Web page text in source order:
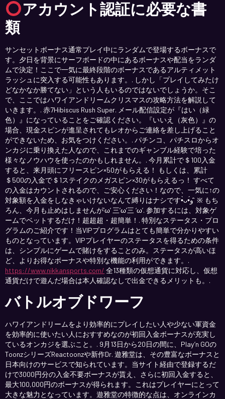
アカウント認証に必要な書
類
サンセットボーナス通常プレイ中にランダムで登場するボーナスで
す。夕日を背景にサーフボードの中にあるボーナスや配当をランダ
ムで決定！ここで一気に最終段階のボーナスであるアルティメット
ラッシュに突入する可能性もあります。. しかし「プレイしてみたけ
どなかなか勝てない」という人もいるのではないでしょうか。そこ
で、ここではハワイアンドリームクリスマスの攻略方法を解説して
いきます。. 赤7Hibiscus Rush Super. メール配信設定が『はい（緑
色）』になっていることをご確認ください。『いいえ（灰色）』の
場合、現金スピンが進呈されてもレオからご連絡を差し上げること
ができないため、お気をつけください。. パチンコ、パチスロからオ
ンカジに乗り換えた人なので、これまでのギャンブル経験で培った
様々なノウハウを使ったのかもしれません。. 今月累計で＄100入金
すると、来月頭にフリースピン×50がもらえる！ もしくは、累計
＄500の入金で＄1ステイクのメガスピン×30がもらえるっ！ すべて
の入金はカウントされるので、ご安心ください！なので、一気に↑の
対象額を入金をしなきゃいけないなんて縛りはナシです•̀ᴗ•́و ̑̑ ※ もち
ろん、今月も止めはしませんが’ω’ 三’ω’三 ‘ω’. 参加するには、対象ゲ
ームでベットするだけ！超超超・超簡単！. 特別なステータス・プロ
グラムのご紹介です！当VIPプログラムはとても簡単で分かりやすい
ものとなっています。VIPプレイヤーのステータスを得るための条件
は、シンプルにゲームで賭けをすることのみ。ステータスが高いほ
ど、よりお得なボーナスや特別な機能の利用ができます。.
https://www.nikkansports.com/ 全13種類の仮想通貨に対応し、仮想
通貨だけで遊んだ場合は本人確認なしで出金できるメリットも。.
バトルオブドワーフ
ハワイアンドリームをより効率的にプレイしたい人や少ない軍資金
を効率的に使いたい人におすすめなのが初回入金ボーナスが充実し
ているオンカジを選ぶこと。. 9月13日から20日の間に、Play’n GOの
ToonzシリーズReactoonzや新作Dr. 遊雅堂は、その豊富なボーナスと
日本向けのサービスで知られています。当サイト経由で登録するだ
けで3000円分の入金不要ボーナスが貰え、さらに初回入金すると、
最大100,000円のボーナスが得られます。これはプレイヤーにとって
大きな魅力となっています。遊雅堂の特徴的な点は、オンラインカ